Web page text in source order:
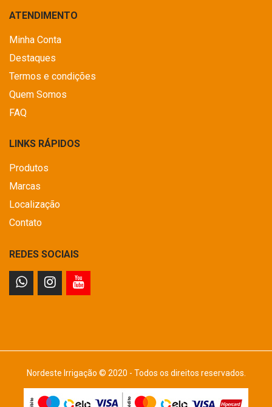
ATENDIMENTO
Minha Conta
Destaques
Termos e condições
Quem Somos
FAQ
LINKS RÁPIDOS
Produtos
Marcas
Localização
Contato
REDES SOCIAIS
Nordeste Irrigação © 2020 - Todos os direitos reservados.